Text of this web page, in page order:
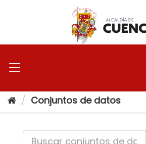
Conjuntos de datos